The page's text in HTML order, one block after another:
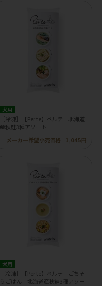
犬用
［冷凍］【Per te】ペルテ 北海道
産秋鮭3種アソート
メーカー希望小売価格
1,045円
犬用
［冷凍］【Per te】ペルテ ごちそ
うごはん 北海道産秋鮭3種アソー